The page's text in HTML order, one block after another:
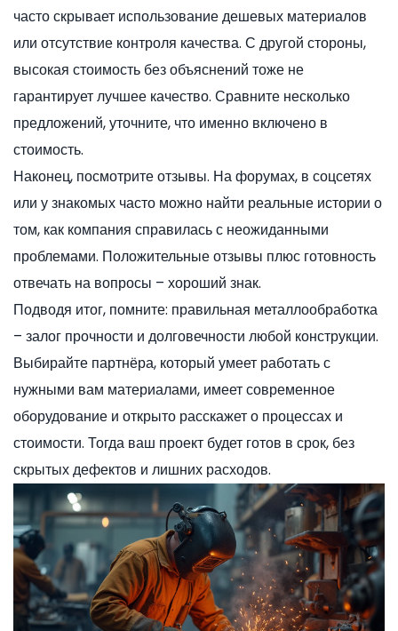
часто скрывает использование дешевых материалов
или отсутствие контроля качества. С другой стороны,
высокая стоимость без объяснений тоже не
гарантирует лучшее качество. Сравните несколько
предложений, уточните, что именно включено в
стоимость.
Наконец, посмотрите отзывы. На форумах, в соцсетях
или у знакомых часто можно найти реальные истории о
том, как компания справилась с неожиданными
проблемами. Положительные отзывы плюс готовность
отвечать на вопросы – хороший знак.
Подводя итог, помните: правильная металлообработка
– залог прочности и долговечности любой конструкции.
Выбирайте партнёра, который умеет работать с
нужными вам материалами, имеет современное
оборудование и открыто расскажет о процессах и
стоимости. Тогда ваш проект будет готов в срок, без
скрытых дефектов и лишних расходов.